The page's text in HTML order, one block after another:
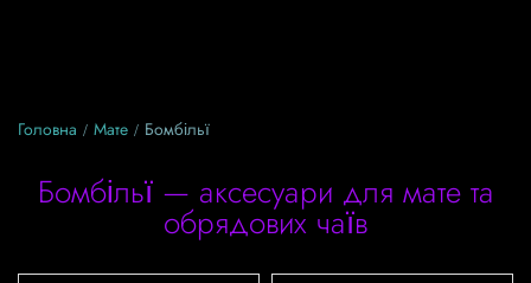
Головна Мате Бомбільї
Бомбільї — аксесуари для мате та
обрядових чаїв